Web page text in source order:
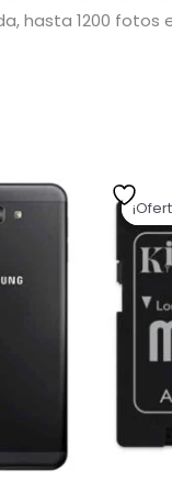
hasta 1200 fotos